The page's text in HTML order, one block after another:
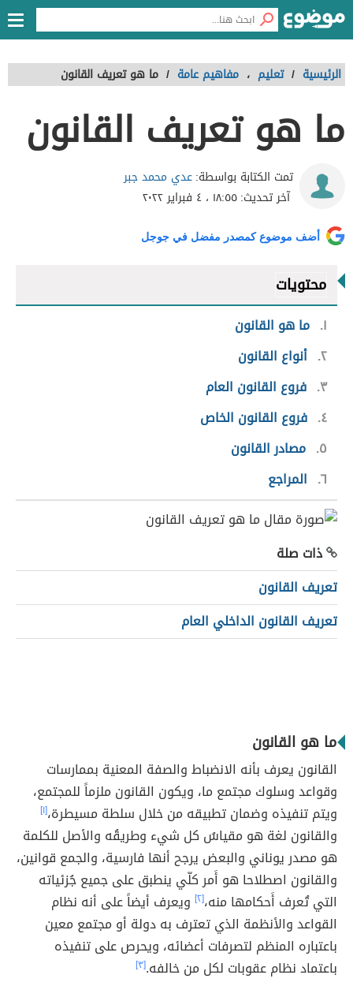
الرئيسية / تعليم ، مفاهيم عامة / ما هو تعريف القانون
ما هو تعريف القانون
تمت الكتابة بواسطة:عدي محمد جبر
آخر تحديث:١٨:٥٥ ، ٤ فبراير ٢٠٢٢
أضف موضوع كمصدر مفضل في جوجل
محتويات
١ ما هو القانون
٢ أنواع القانون
٣ فروع القانون العام
٤ فروع القانون الخاص
٥ مصادر القانون
٦ المراجع
ذات صلة
تعريف القانون
تعريف القانون الداخلي العام
ما هو القانون
القانون يعرف بأنه الانضباط والصفة المعنية بممارسات
وقواعد وسلوك مجتمع ما، ويكون القانون ملزماً للمجتمع،
ويتم تنفيذه وضمان تطبيقه من خلال سلطة مسيطرة،[١]
والقانون لغة هو مقياسُ كل شيء وطريقُه والأصل للكلمة
هو مصدر يوناني والبعض يرجح أنها فارسية، والجمع قوانين،
والقانون اصطلاحا هو أَمر كلّي ينطبق على جميع جُزئياته
التي تُعرف أَحكامها منه،[٢]
ويعرف أيضاً على أنه نظام
القواعد والأنظمة الذي تعترف به دولة أو مجتمع معين
باعتباره المنظم لتصرفات أعضائه، ويحرص على تنفيذه
باعتماد نظام عقوبات لكل من خالفه.[٣]